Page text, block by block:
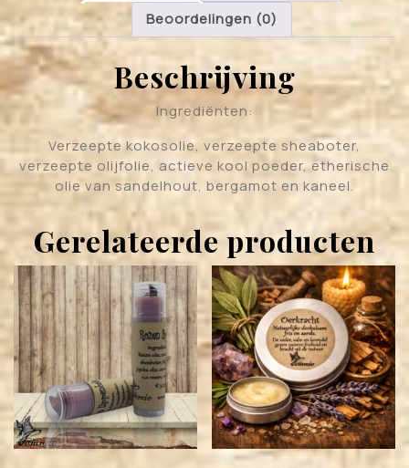
Beoordelingen (0)
Beschrijving
Ingrediënten:
Verzeepte kokosolie, verzeepte sheaboter,
verzeepte olijfolie, actieve kool poeder, etherische
olie van sandelhout, bergamot en kaneel.
Gerelateerde producten